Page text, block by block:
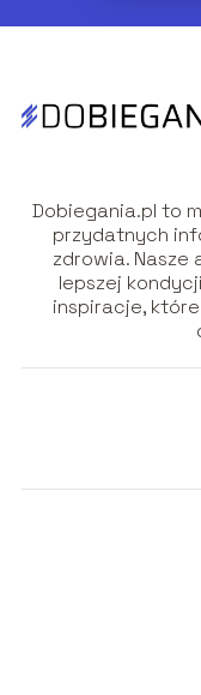
Dobiegania.pl to
przydatnych
zdrowia. Nasze
lepszej
inspiracje,